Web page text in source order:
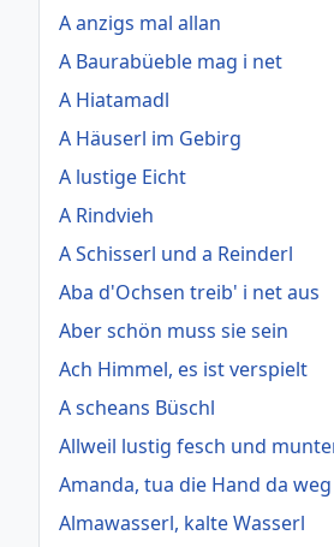
A anzigs mal allan
A Baurabüeble mag i net
A Hiatamadl
A Häuserl im Gebirg
A lustige Eicht
A Rindvieh
A Schisserl und a Reinderl
Aba d'Ochsen treib' i net aus
Aber schön muss sie sein
Ach Himmel, es ist verspielt
A scheans Büschl
Allweil lustig fesch und
Amanda, tua die Hand da weg
Almawasserl, kalte Wasserl